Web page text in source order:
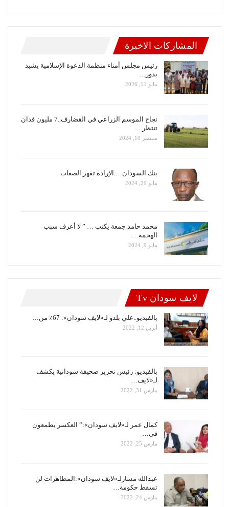
المشاركات الاخيرة
رئيس مجلس أمناء منظمة الدعوة الإسلامية يشيد
بدور…
مايو 11, 2026
نجاح الموسم الزراعي في القضارف..7 مليون فدان
تنتظر…
سبتمبر 10, 2024
بنك السودان….الإرادة تقهر الصعاب
مايو 29, 2024
محمد حامد جمعة يكتب … ” لا أعرف سبب
الهجمة…
مايو 9, 2024
لايف سودان Tv
بالفيديو..علي بلدو لـ«لايف سودان»: 67٪ من…
أبريل 12, 2022
بالفيديو: رئيس تحرير صحيفة سودانية يكشف
لـ«لايف…
مارس 31, 2022
كمال عمر لـ«لايف سودان»:” العكسر يطمعون
في…
مارس 25, 2022
عبدالله مسارلـ«لايف سودان»:المظاهرات لن
تسقط حكومة…
مارس 24, 2022